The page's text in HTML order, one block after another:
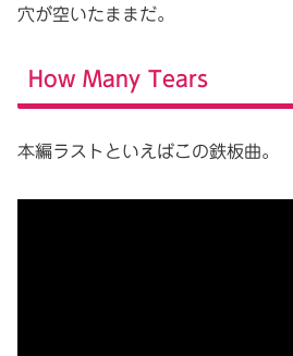
穴が空いたままだ。
How Many Tears
本編ラストといえばこの鉄板曲。